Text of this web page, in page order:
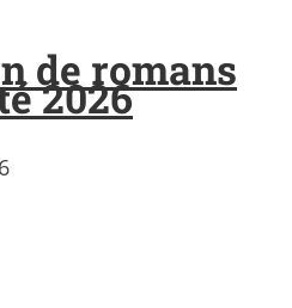
de romans
2026